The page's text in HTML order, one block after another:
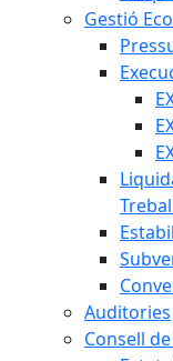
Gestió
Auditories
Consell